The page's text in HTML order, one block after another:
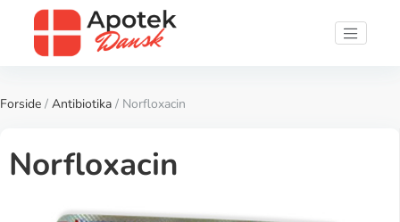
Forside / Antibiotika / Norfloxacin
Norfloxacin